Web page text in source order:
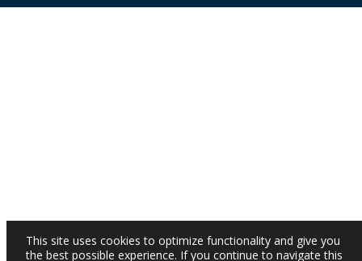
This site uses cookies to optimize functionality and give you
the best possible experience. If you continue to navigate this